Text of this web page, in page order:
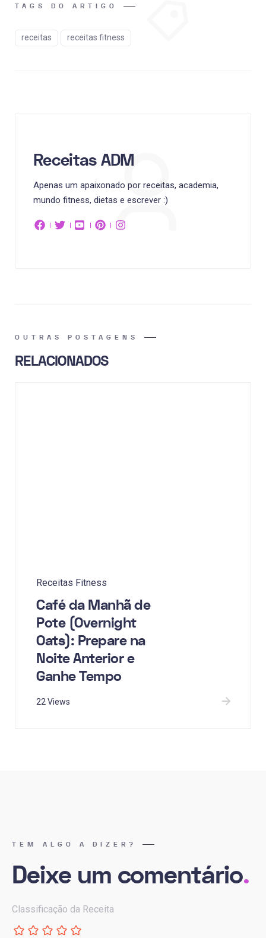
TAGS DO ARTIGO
receitas receitas fitness
Receitas ADM
Apenas um apaixonado por receitas, academia,
mundo fitness, dietas e escrever :)
OUTRAS POSTAGENS
RELACIONADOS
Receitas Fitness
Café da Manhã de
Pote (Overnight
Oats): Prepare na
Noite Anterior e
Ganhe Tempo
22 Views
TEM ALGO A DIZER?
Deixe um comentário.
Classificação da Receita